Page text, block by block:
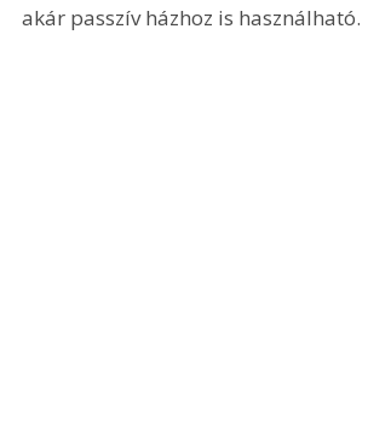
akár passzív házhoz is használható.